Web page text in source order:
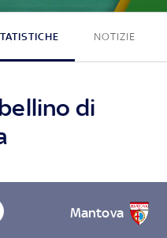
NOTIZIE
di
Mantova